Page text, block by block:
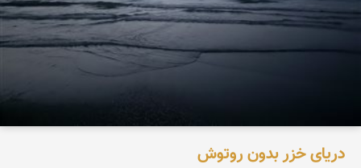
دریای خزر بدون روتوش